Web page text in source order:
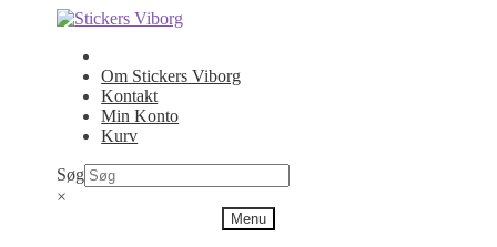
Spring
navigation
Spring
indhold
Om Stickers Viborg
Kontakt
Min Konto
Kurv
Søg
×
Menu